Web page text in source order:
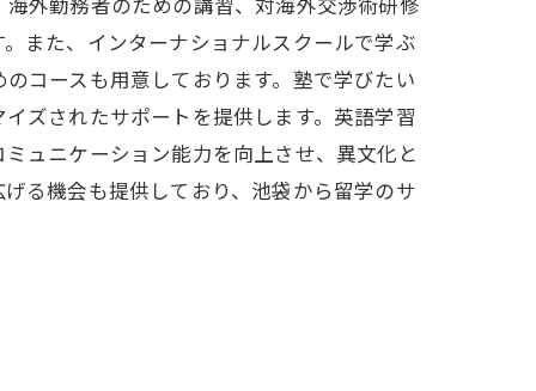
また、インターナショナルスクールで学ぶ
コースも用意しております。塾で学びたい
ズされたサポートを提供します。英語学習
ュニケーション能力を向上させ、異文化と
る機会も提供しており、池袋から留学のサ